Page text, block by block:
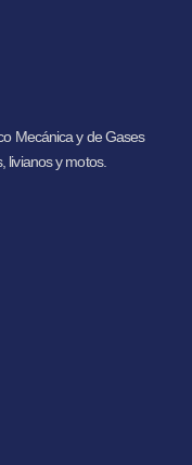
Mecánica y de Gases
livianos y motos.